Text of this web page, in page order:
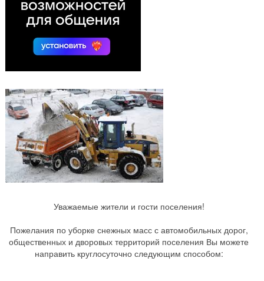
Уважаемые жители и гости поселения!
Пожелания по уборке снежных масс с автомобильных дорог,
общественных и дворовых территорий поселения Вы можете
направить круглосуточно следующим способом: